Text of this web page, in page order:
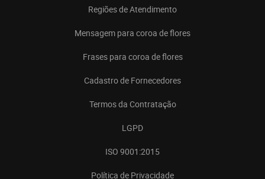
Regiões de Atendimento
Mensagem para coroa de flores
Frases para coroa de flores
Cadastro de Fornecedores
Termos da Contratação
LGPD
ISO 9001:2015
Política de Privacidade